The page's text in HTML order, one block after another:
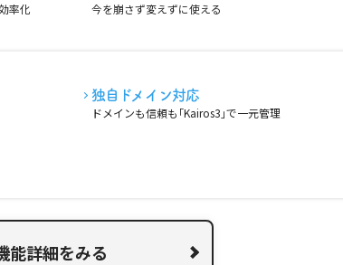
率化 今を崩さず変えずに使える
独自ドメイン対応
ドメインも信頼も｢Kairos3｣で一元管理
能詳細をみる